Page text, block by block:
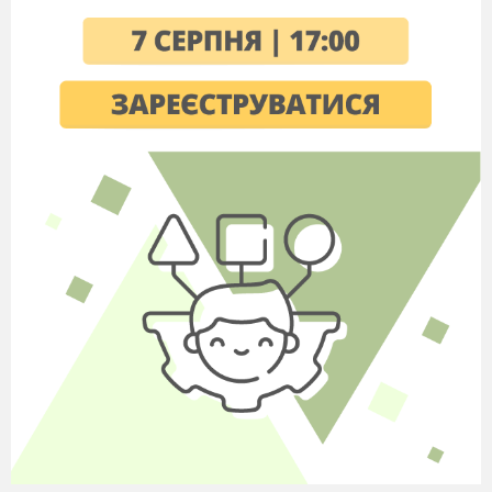
9. Прочитайте текст і виконайте завдання
до нього( 3 б)
1)Море дедалі втрачало спокій. 2)Чайки
знімались із одиноких берегових скель,
припадали грудьми до хвилі і плакали над
морем. 3)Море потемніло, змінилось. 4) Дрібні
хвилі зливались докупи, мов брили
зеленкуватого скла, непомітно підкрадались до
берега, падали на пісок і розбивались на білу
піну. 5)Під човном клекотіло, кипіло,
шумувало, а він підскакував, немов … кудись
на білогривих звірах.
На місці пропуску у п’ятому реченні
має бути дієслово
2) Динамічність у тексті досягається